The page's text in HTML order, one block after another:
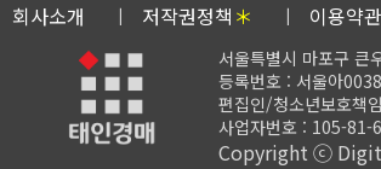
회사소개 저작권정책 ＊ 이용약관
서울특별시 마포구 큰
등록번호 : 서울아
편집인/청소년보호
사업자번호 : 105-
Copyright ⓒ